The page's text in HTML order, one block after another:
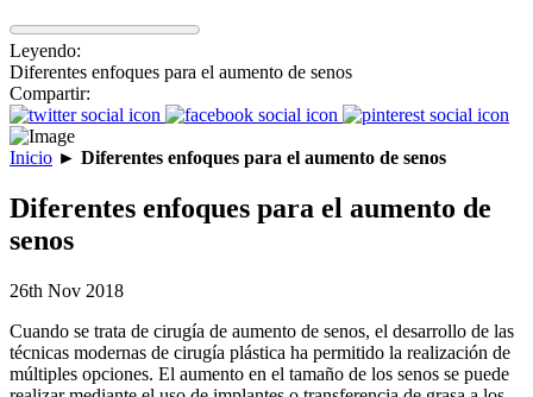
Leyendo:
Diferentes enfoques para el aumento de senos
Compartir:
Inicio ► Diferentes enfoques para el aumento de senos
Diferentes enfoques para el aumento de
senos
26th Nov 2018
Cuando se trata de cirugía de aumento de senos, el desarrollo de las
técnicas modernas de cirugía plástica ha permitido la realización de
múltiples opciones. El aumento en el tamaño de los senos se puede